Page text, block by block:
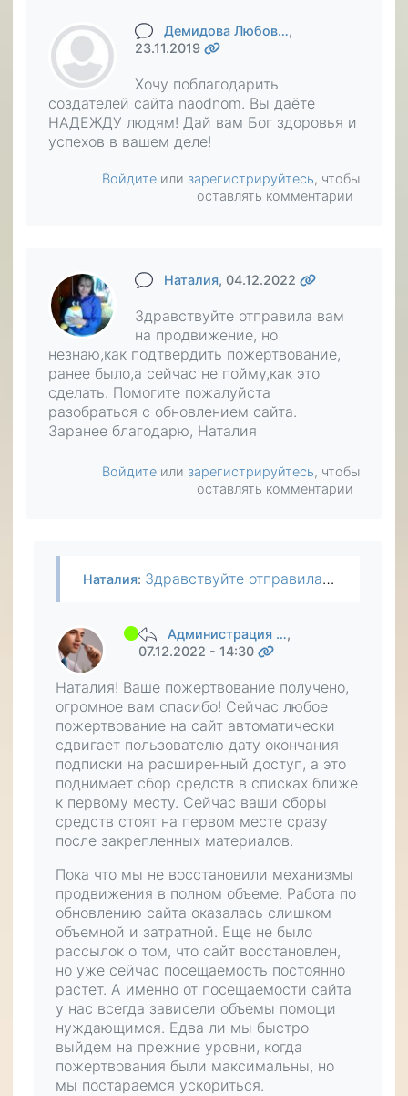
Демидова Любов…,
23.11.2019
Хочу поблагодарить
создателей сайта naodnom. Вы даёте
НАДЕЖДУ людям! Дай вам Бог здоровья и
успехов в вашем деле!
Войдите или зарегистрируйтесь, чтобы
оставлять комментарии
Наталия, 04.12.2022
Здравствуйте отправила вам
на продвижение, но
незнаю,как подтвердить пожертвование,
ранее было,а сейчас не пойму,как это
сделать. Помогите пожалуйста
разобраться с обновлением сайта.
Заранее благодарю, Наталия
Войдите или зарегистрируйтесь, чтобы
оставлять комментарии
Наталия: Здравствуйте отправила вам на продвижение, но незнаю,как подтвердить пожертвование, ранее было,а сейчас не пойму,как это сделать. Помогите пожалуйста разобраться с обновлением сайта. Заранее…
Администрация …,
07.12.2022 - 14:30
Наталия! Ваше пожертвование получено,
огромное вам спасибо! Сейчас любое
пожертвование на сайт автоматически
сдвигает пользователю дату окончания
подписки на расширенный доступ, а это
поднимает сбор средств в списках ближе
к первому месту. Сейчас ваши сборы
средств стоят на первом месте сразу
после закрепленных материалов.
Пока что мы не восстановили механизмы
продвижения в полном объеме. Работа по
обновлению сайта оказалась слишком
объемной и затратной. Еще не было
рассылок о том, что сайт восстановлен,
но уже сейчас посещаемость постоянно
растет. А именно от посещаемости сайта
у нас всегда зависели объемы помощи
нуждающимся. Едва ли мы быстро
выйдем на прежние уровни, когда
пожертвования были максимальны, но
мы постараемся ускориться.